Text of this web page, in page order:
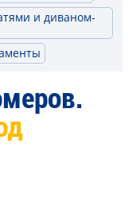
и диваном-